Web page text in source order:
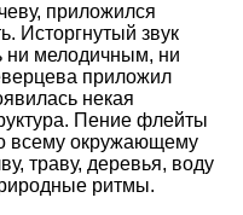
приложился
Исторгнутый звук
ни мелодичным, ни
приложил
некая
Пение флейты
всему окружающему
траву, деревья, воду
ритмы.